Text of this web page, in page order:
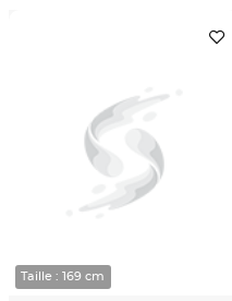
Taille : 169 cm